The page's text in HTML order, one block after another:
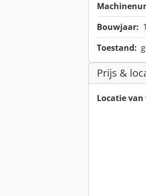
Bouwjaar:
Toestand:
Prijs &
Locatie